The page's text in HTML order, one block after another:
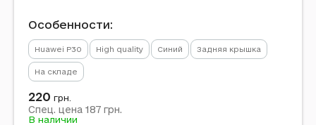
Особенности:
Huawei P30 High quality Синий Задняя крышка
На складе
220 грн.
Спец. цена 187 грн.
В наличии